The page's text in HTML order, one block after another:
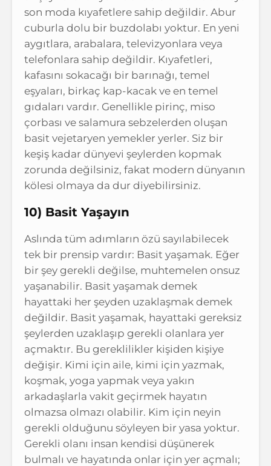
son moda kıyafetlere sahip değildir. Abur
cuburla dolu bir buzdolabı yoktur. En yeni
aygıtlara, arabalara, televizyonlara veya
telefonlara sahip değildir. Kıyafetleri,
kafasını sokacağı bir barınağı, temel
eşyaları, birkaç kap-kacak ve en temel
gıdaları vardır. Genellikle pirinç, miso
çorbası ve salamura sebzelerden oluşan
basit vejetaryen yemekler yerler. Siz bir
keşiş kadar dünyevi şeylerden kopmak
zorunda değilsiniz, fakat modern dünyanın
kölesi olmaya da dur diyebilirsiniz.
10) Basit Yaşayın
Aslında tüm adımların özü sayılabilecek
tek bir prensip vardır: Basit yaşamak. Eğer
bir şey gerekli değilse, muhtemelen onsuz
yaşanabilir. Basit yaşamak demek
hayattaki her şeyden uzaklaşmak demek
değildir. Basit yaşamak, hayattaki gereksiz
şeylerden uzaklaşıp gerekli olanlara yer
açmaktır. Bu gereklilikler kişiden kişiye
değişir. Kimi için aile, kimi için yazmak,
koşmak, yoga yapmak veya yakın
arkadaşlarla vakit geçirmek hayatın
olmazsa olmazı olabilir. Kim için neyin
gerekli olduğunu söyleyen bir yasa yoktur.
Gerekli olanı insan kendisi düşünerek
bulmalı ve hayatında onlar için yer açmalı;